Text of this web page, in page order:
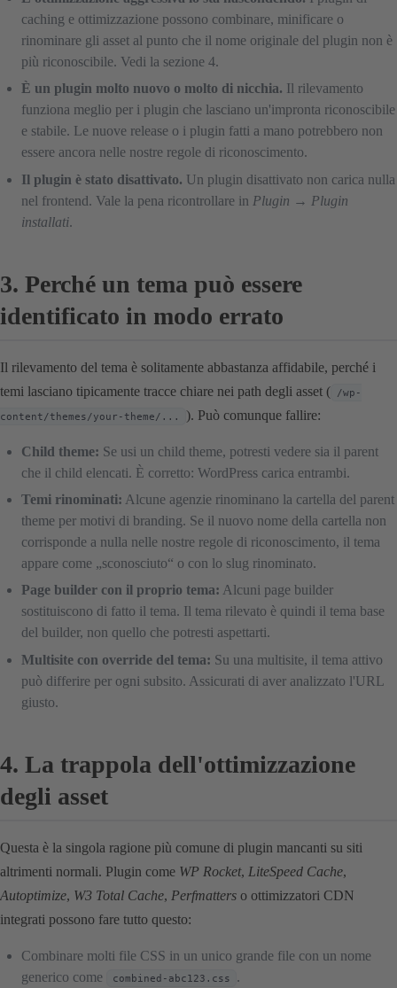
caching e ottimizzazione possono combinare, minificare o
rinominare gli asset al punto che il nome originale del plugin non è
più riconoscibile. Vedi la sezione 4.
È un plugin molto nuovo o molto di nicchia. Il rilevamento
funziona meglio per i plugin che lasciano un'impronta riconoscibile
e stabile. Le nuove release o i plugin fatti a mano potrebbero non
essere ancora nelle nostre regole di riconoscimento.
Il plugin è stato disattivato. Un plugin disattivato non carica nulla
nel frontend. Vale la pena ricontrollare in Plugin → Plugin
installati.
3. Perché un tema può essere
identificato in modo errato
Il rilevamento del tema è solitamente abbastanza affidabile, perché i
temi lasciano tipicamente tracce chiare nei path degli asset (
/wp-
content/themes/your-theme/...
). Può comunque fallire:
Child theme: Se usi un child theme, potresti vedere sia il parent
che il child elencati. È corretto: WordPress carica entrambi.
Temi rinominati: Alcune agenzie rinominano la cartella del parent
theme per motivi di branding. Se il nuovo nome della cartella non
corrisponde a nulla nelle nostre regole di riconoscimento, il tema
appare come „sconosciuto“ o con lo slug rinominato.
Page builder con il proprio tema: Alcuni page builder
sostituiscono di fatto il tema. Il tema rilevato è quindi il tema base
del builder, non quello che potresti aspettarti.
Multisite con override del tema: Su una multisite, il tema attivo
può differire per ogni subsito. Assicurati di aver analizzato l'URL
giusto.
4. La trappola dell'ottimizzazione
degli asset
Questa è la singola ragione più comune di plugin mancanti su siti
altrimenti normali. Plugin come WP Rocket, LiteSpeed Cache,
Autoptimize, W3 Total Cache, Perfmatters o ottimizzatori CDN
integrati possono fare tutto questo:
Combinare molti file CSS in un unico grande file con un nome
generico come
combined-abc123.css
.